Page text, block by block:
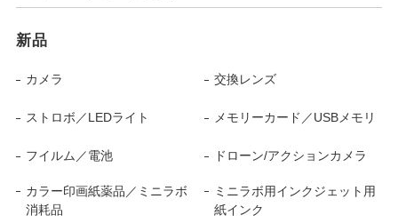
新品
カメラ 交換レンズ
ストロボ／LEDライト メモリーカード／USBメモリ
フイルム／電池 ドローン/アクションカメラ
カラー印画紙薬品／ミニラボ
消耗品
ミニラボ用インクジェット用
紙インク